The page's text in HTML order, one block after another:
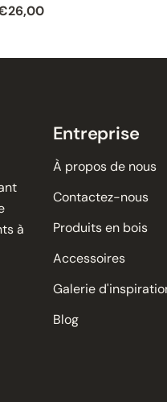
à
Entreprise
À propos de nous
Contactez-nous
Produits en bois
Accessoires
Galerie
Blog